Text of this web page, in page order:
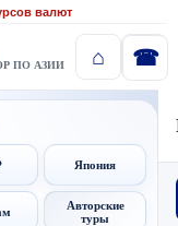
валют
ПО АЗИИ
Япония
Авторские
туры